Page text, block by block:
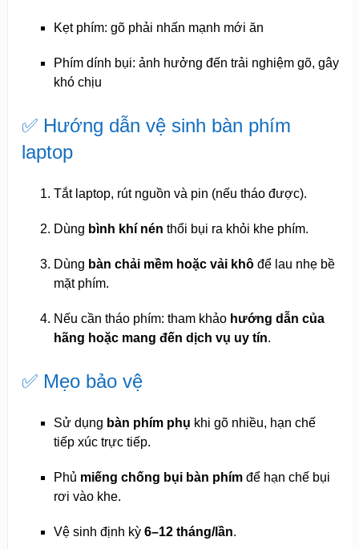
Kẹt phím: gõ phải nhấn mạnh mới ăn
Phím dính bụi: ảnh hưởng đến trải nghiệm gõ, gây
khó chịu
✅ Hướng dẫn vệ sinh bàn phím
laptop
Tắt laptop, rút nguồn và pin (nếu tháo được).
Dùng bình khí nén thổi bụi ra khỏi khe phím.
Dùng bàn chải mềm hoặc vải khôđể lau nhẹ bề
mặt phím.
Nếu cần tháo phím: tham khảo hướng dẫn của
hãng hoặc mang đến dịch vụ uy tín.
✅ Mẹo bảo vệ
Sử dụng bàn phím phụ khi gõ nhiều, hạn chế
tiếp xúc trực tiếp.
Phủ miếng chống bụi bàn phímđể hạn chế bụi
rơi vào khe.
Vệ sinh định kỳ 6–12 tháng/lần.